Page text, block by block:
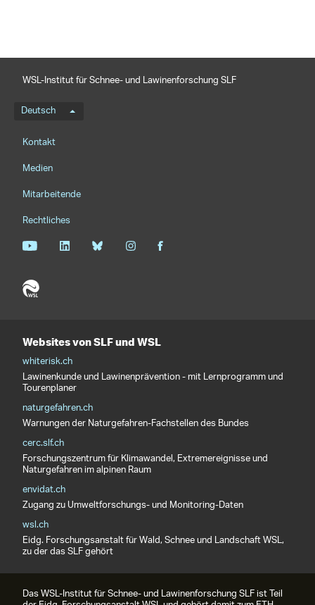
WSL-Institut für Schnee- und Lawinenforschung SLF
Sprachmenü
Deutsch
Footernavigation
Kontakt
Medien
Mitarbeitende
Rechtliches
Websites von SLF und WSL
whiterisk.ch
Lawinenkunde und Lawinenprävention - mit Lernprogramm und
Tourenplaner
naturgefahren.ch
Warnungen der Naturgefahren-Fachstellen des Bundes
cerc.slf.ch
Forschungszentrum für Klimawandel, Extremereignisse und
Naturgefahren im alpinen Raum
envidat.ch
Zugang zu Umweltforschungs- und Monitoring-Daten
wsl.ch
Eidg. Forschungsanstalt für Wald, Schnee und Landschaft WSL,
zu der das SLF gehört
Das WSL-Institut für Schnee- und Lawinenforschung SLF ist Teil